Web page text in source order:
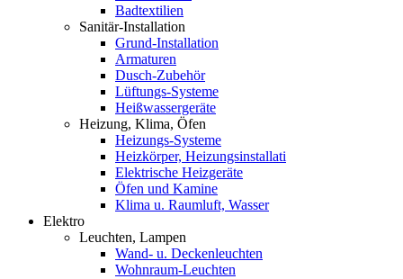
Badtextilien
Sanitär-Installation
Grund-Installation
Armaturen
Dusch-Zubehör
Lüftungs-Systeme
Heißwassergeräte
Heizung, Klima, Öfen
Heizungs-Systeme
Heizkörper, Heizungsinstallati
Elektrische Heizgeräte
Öfen und Kamine
Klima u. Raumluft, Wasser
Elektro
Leuchten, Lampen
Wand- u. Deckenleuchten
Wohnraum-Leuchten